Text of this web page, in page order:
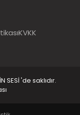
KVKK
SESİ 'de saklıdır.